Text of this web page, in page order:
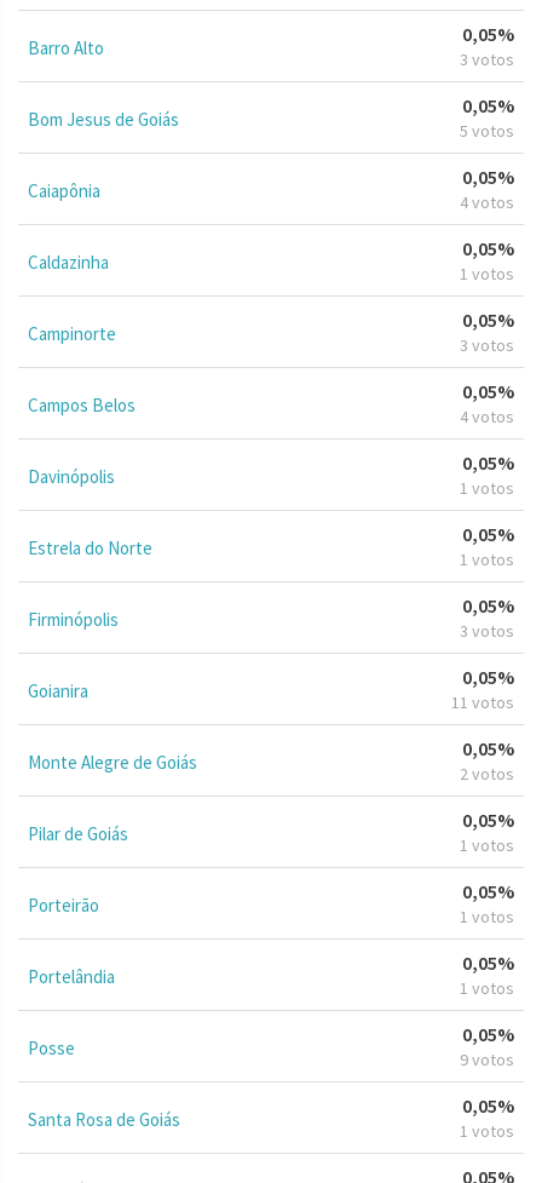
Barro Alto
0,05%
3 votos
Bom Jesus de Goiás
0,05%
5 votos
Caiapônia
0,05%
4 votos
Caldazinha
0,05%
1 votos
Campinorte
0,05%
3 votos
Campos Belos
0,05%
4 votos
Davinópolis
0,05%
1 votos
Estrela do Norte
0,05%
1 votos
Firminópolis
0,05%
3 votos
Goianira
0,05%
11 votos
Monte Alegre de Goiás
0,05%
2 votos
Pilar de Goiás
0,05%
1 votos
Porteirão
0,05%
1 votos
Portelândia
0,05%
1 votos
Posse
0,05%
9 votos
Santa Rosa de Goiás
0,05%
1 votos
0,05%